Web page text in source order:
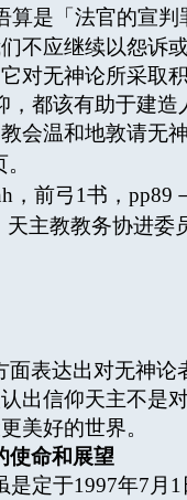
是「法官的宣
应继续以怨诉
对无神论所采取
都该有助于建造
会温和地敦请无
，前弓1书，pp89
天主教教务协进委
面表达出对无神
出信仰天主不是
美好的世界。
使命和展望
定于1997年7月